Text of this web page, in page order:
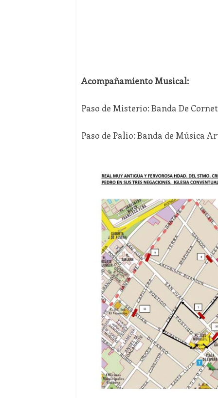
Acompañamiento Musical:
Paso de Misterio: Banda De
Paso de Palio: Banda de Música